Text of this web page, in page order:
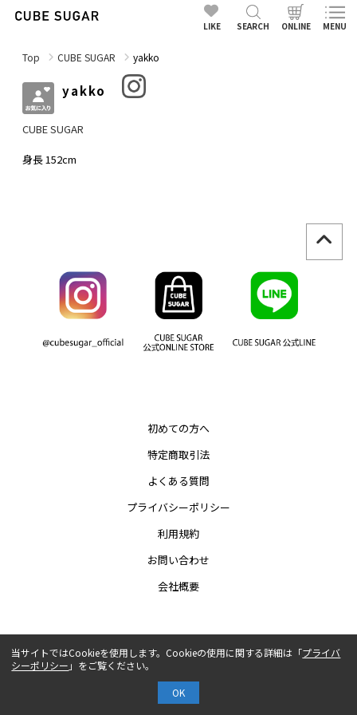
LIKE SEARCH ONLINE MENU
Top CUBE SUGAR yakko
yakko
CUBE SUGAR
身長 152cm
初めての方へ
特定商取引法
よくある質問
プライバシーポリシー
利用規約
お問い合わせ
会社概要
当サイトではCookieを使用します。Cookieの使用に関する詳細は「プライバ
シーポリシー 」をご覧ください。
OK